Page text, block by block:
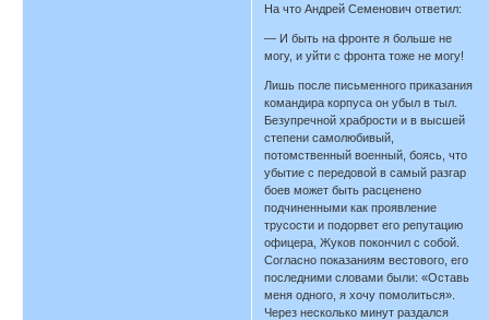
На что Андрей Семенович ответил:
— И быть на фронте я больше не
могу, и уйти с фронта тоже не могу!
Лишь после письменного приказания
командира корпуса он убыл в тыл.
Безупречной храбрости и в высшей
степени самолюбивый,
потомственный военный, боясь, что
убытие с передовой в самый разгар
боев может быть расценено
подчиненными как проявление
трусости и подорвет его репутацию
офицера, Жуков покончил с собой.
Согласно показаниям вестового, его
последними словами были: «Оставь
меня одного, я хочу помолиться».
Через несколько минут раздался